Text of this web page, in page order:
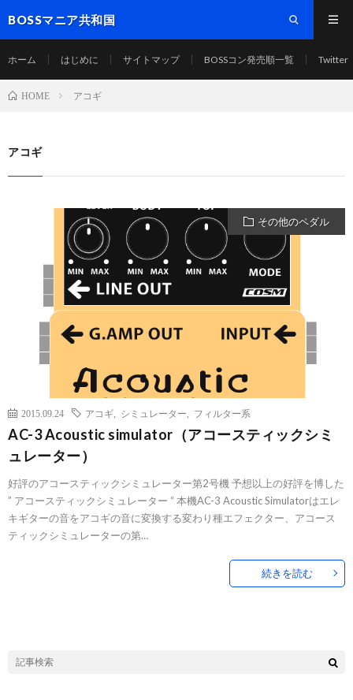
BOSSマニア共和国
ホーム はじめに サイトマップ BOSSコン発売順一覧 Twitter
HOME アコギ
アコギ
その他のペダル
2015.09.24 アコギ シミュレーター フィルター系
AC-3 Acoustic simulator（アコースティックシミ
ュレーター）
好評のアコースティックシミュレーター第2号機 予想以上の好評を博した
” アコースティックシミュレーター “ 本機AC-3 Acoustic Simulatorはエレ
キギターの音をアコギの音に変換する変わり種エフェクター、アコース
ティックシミュレーターの第…
続きを読む